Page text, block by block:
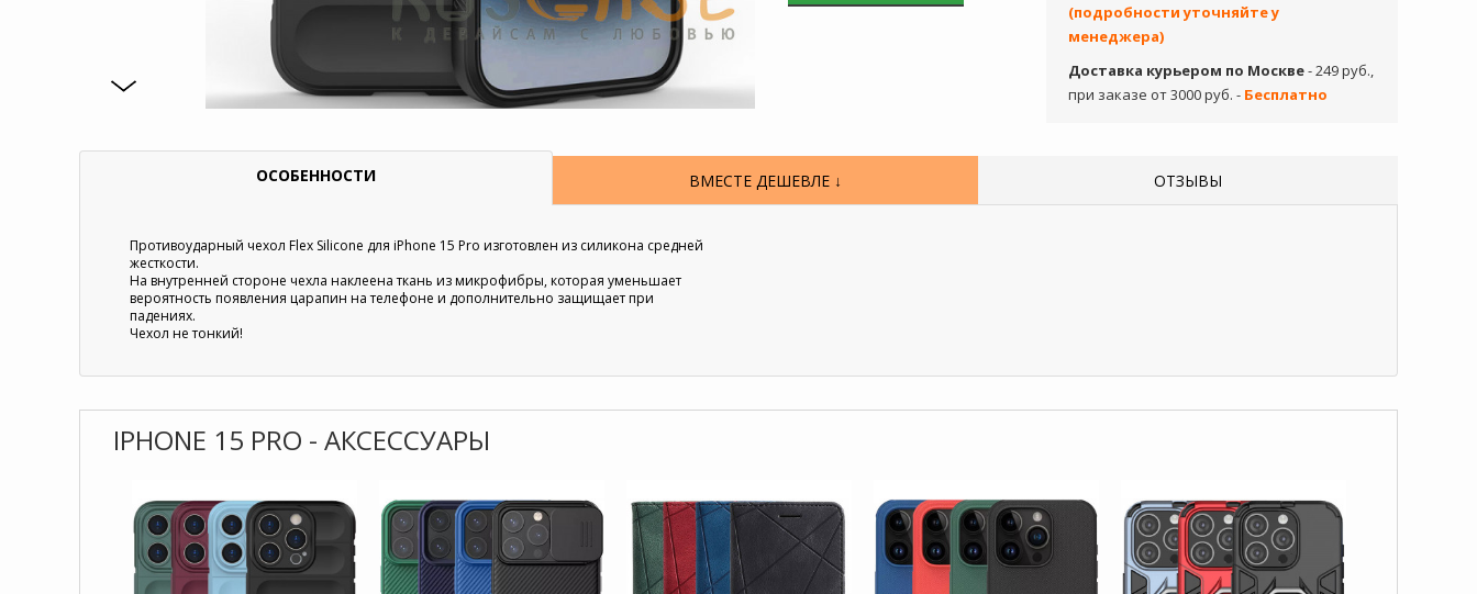
(подробности уточняйте у
менеджера)
Доставка курьером по Москве- 249 руб.,
при заказе от 3000 руб. - Бесплатно
ОСОБЕННОСТИ ВМЕСТЕ ДЕШЕВЛЕ ↓ ОТЗЫВЫ
Противоударный чехол Flex Silicone для iPhone 15 Pro изготовлен из силикона средней
жесткости.
На внутренней стороне чехла наклеена ткань из микрофибры, которая уменьшает
вероятность появления царапин на телефоне и дополнительно защищает при
падениях.
Чехол не тонкий!
IPHONE 15 PRO - АКСЕССУАРЫ